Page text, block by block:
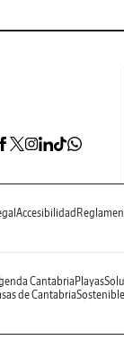
Accesibilidad
CantabriaPlayas
de Cantabria